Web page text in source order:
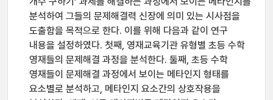
분석하여 그들의 문제해결력 신장에 의미 있는 시사점을
도출함을 목적으로 한다. 이를 위해 다음과 같이 연구
내용을 설정하였다. 첫째, 영재교육기관 유형별 초등 수학
영재들의 문제해결 과정을 분석한다. 둘째, 초등 수학
영재들이 문제해결 과정에서 보이는 메타인지 형태를
요소별로 분석하고, 메타인지 요소간의 상호작용을